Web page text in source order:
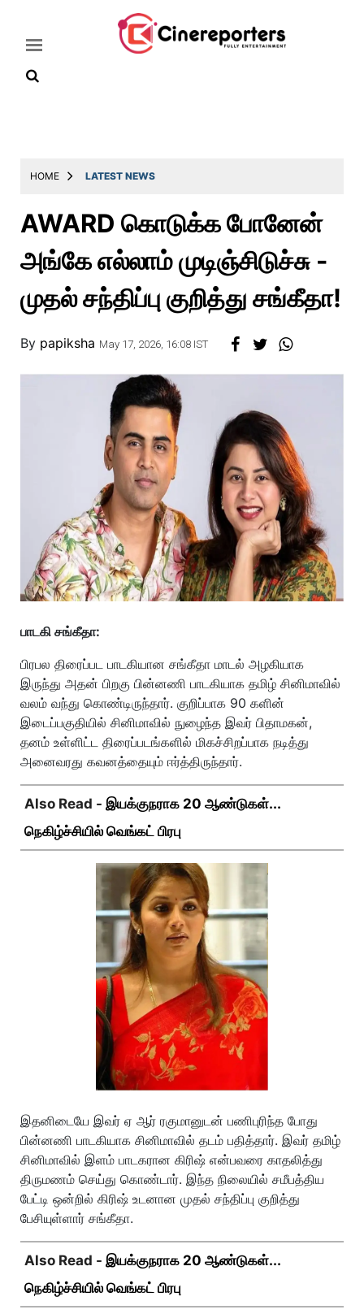
Latest
Throwback
Television
Reviews
Photos
Story
HOME LATEST NEWS
AWARD கொடுக்க போனேன்
அங்கே எல்லாம் முடிஞ்சிடுச்சு -
முதல் சந்திப்பு குறித்து சங்கீதா!
By papiksha May 17, 2026, 16:08 IST
பாடகி சங்கீதா:
பிரபல திரைப்பட பாடகியான சங்கீதா மாடல் அழகியாக
இருந்து அதன் பிறகு பின்னணி பாடகியாக தமிழ் சினிமாவில்
வலம் வந்து கொண்டிருந்தார். குறிப்பாக 90 களின்
இடைப்பகுதியில் சினிமாவில் நுழைந்த இவர் பிதாமகன்,
தனம் உள்ளிட்ட திரைப்படங்களில் மிகச்சிறப்பாக நடித்து
அனைவரது கவனத்தையும் ஈர்த்திருந்தார்.
Also Read - இயக்குநராக 20 ஆண்டுகள்...
நெகிழ்ச்சியில் வெங்கட் பிரபு
இதனிடையே இவர் ஏ ஆர் ரகுமானுடன் பணிபுரிந்த போது
பின்னணி பாடகியாக சினிமாவில் தடம் பதித்தார். இவர் தமிழ்
சினிமாவில் இளம் பாடகரான கிரிஷ் என்பவரை காதலித்து
திருமணம் செய்து கொண்டார். இந்த நிலையில் சமீபத்திய
பேட்டி ஒன்றில் கிரிஷ் உடனான முதல் சந்திப்பு குறித்து
பேசியுள்ளார் சங்கீதா.
Also Read - இயக்குநராக 20 ஆண்டுகள்...
நெகிழ்ச்சியில் வெங்கட் பிரபு